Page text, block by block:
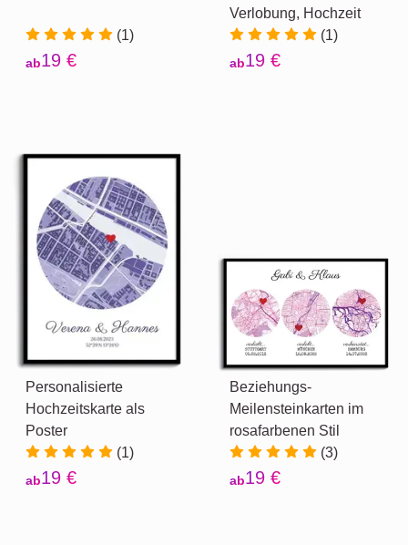
(1)
ab19 €
Verlobung, Hochzeit
(1)
ab19 €
Personalisierte
Hochzeitskarte als
Poster
(1)
ab19 €
Beziehungs-
Meilensteinkarten im
rosafarbenen Stil
(3)
ab19 €